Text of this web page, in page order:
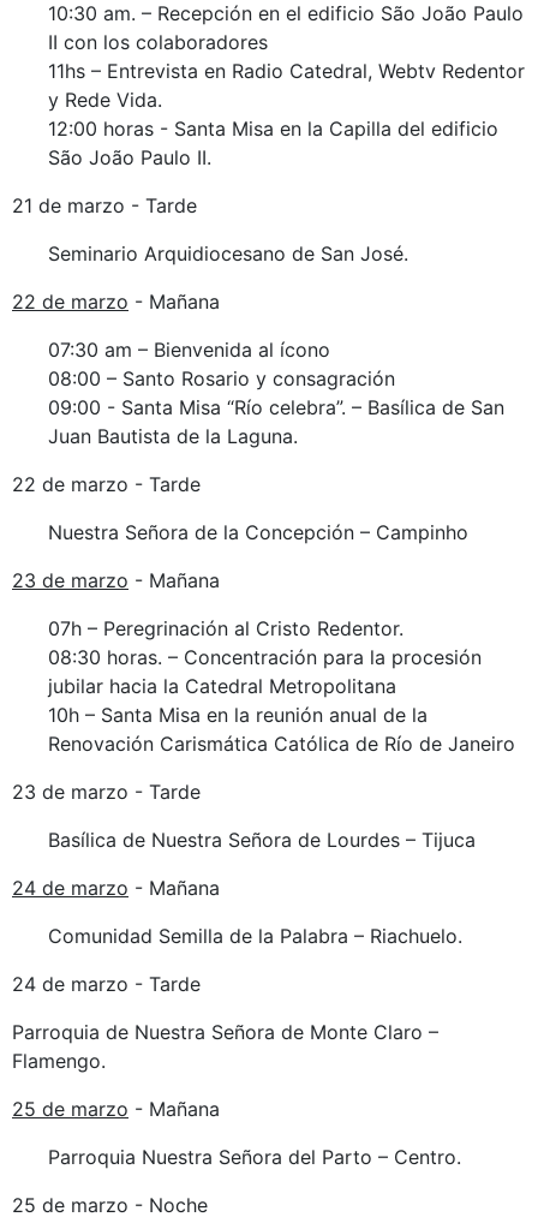
10:30 am. – Recepción en el edificio São João Paulo
II con los colaboradores
11hs – Entrevista en Radio Catedral, Webtv Redentor
y Rede Vida.
12:00 horas - Santa Misa en la Capilla del edificio
São João Paulo II.
21 de marzo - Tarde
Seminario Arquidiocesano de San José.
22 de marzo - Mañana
07:30 am – Bienvenida al ícono
08:00 – Santo Rosario y consagración
09:00 - Santa Misa “Río celebra”. – Basílica de San
Juan Bautista de la Laguna.
22 de marzo - Tarde
Nuestra Señora de la Concepción – Campinho
23 de marzo - Mañana
07h – Peregrinación al Cristo Redentor.
08:30 horas. – Concentración para la procesión
jubilar hacia la Catedral Metropolitana
10h – Santa Misa en la reunión anual de la
Renovación Carismática Católica de Río de Janeiro
23 de marzo - Tarde
Basílica de Nuestra Señora de Lourdes – Tijuca
24 de marzo - Mañana
Comunidad Semilla de la Palabra – Riachuelo.
24 de marzo - Tarde
Parroquia de Nuestra Señora de Monte Claro –
Flamengo.
25 de marzo - Mañana
Parroquia Nuestra Señora del Parto – Centro.
25 de marzo - Noche